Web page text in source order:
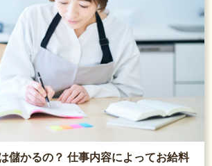
儲かるの？ 仕事内容によってお給料